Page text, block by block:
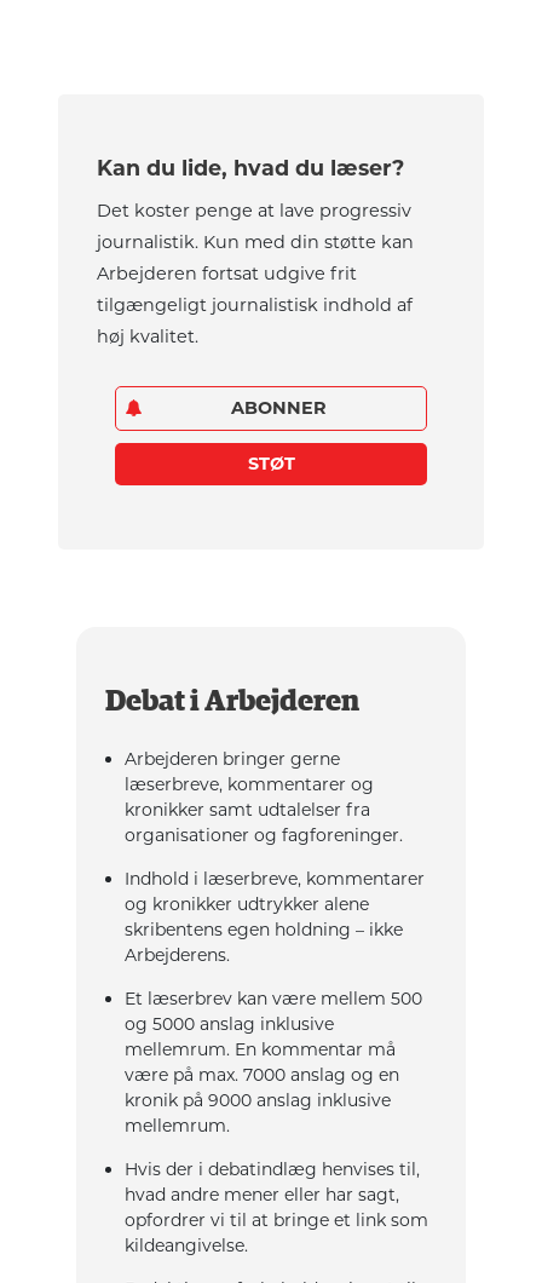
Kan du lide, hvad du læser?
Det koster penge at lave progressiv
journalistik. Kun med din støtte kan
Arbejderen fortsat udgive frit
tilgængeligt journalistisk indhold af
høj kvalitet.
ABONNER
STØT
Debat i Arbejderen
Arbejderen bringer gerne
læserbreve, kommentarer og
kronikker samt udtalelser fra
organisationer og fagforeninger.
Indhold i læserbreve, kommentarer
og kronikker udtrykker alene
skribentens egen holdning – ikke
Arbejderens.
Et læserbrev kan være mellem 500
og 5000 anslag inklusive
mellemrum. En kommentar må
være på max. 7000 anslag og en
kronik på 9000 anslag inklusive
mellemrum.
Hvis der i debatindlæg henvises til,
hvad andre mener eller har sagt,
opfordrer vi til at bringe et link som
kildeangivelse.